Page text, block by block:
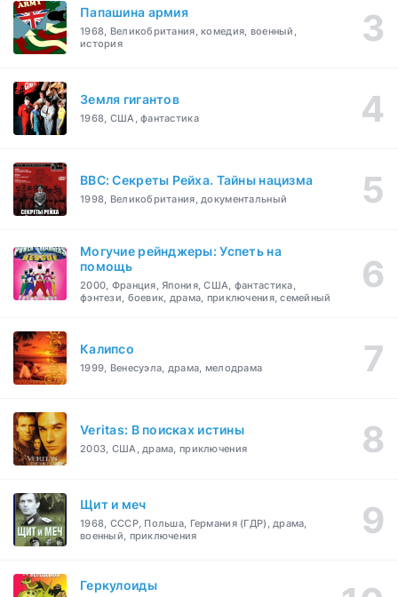
Папашина армия
1968, Великобритания, комедия, военный,
история
Земля гигантов
1968, США, фантастика
BBC: Секреты Рейха. Тайны нацизма
1998, Великобритания, документальный
Могучие рейнджеры: Успеть на
помощь
2000, Франция, Япония, США, фантастика,
фэнтези, боевик, драма, приключения, семейный
Калипсо
1999, Венесуэла, драма, мелодрама
Veritas: В поисках истины
2003, США, драма, приключения
Щит и меч
1968, СССР, Польша, Германия (ГДР), драма,
военный, приключения
Геркулоиды